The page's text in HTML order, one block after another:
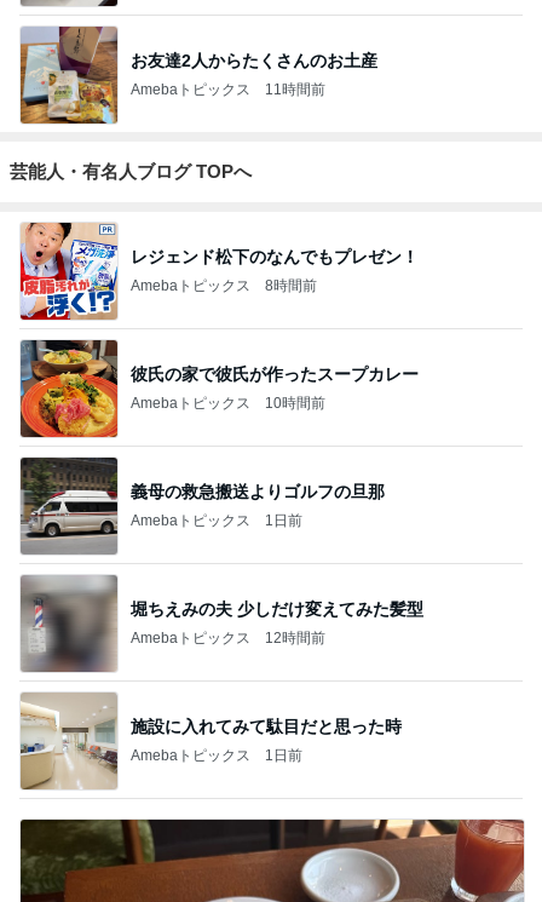
お友達2人からたくさんのお土産
Amebaトピックス 11時間前
芸能人・有名人ブログ TOPへ
レジェンド松下のなんでもプレゼン！
Amebaトピックス 8時間前
彼氏の家で彼氏が作ったスープカレー
Amebaトピックス 10時間前
義母の救急搬送よりゴルフの旦那
Amebaトピックス 1日前
堀ちえみの夫 少しだけ変えてみた髪型
Amebaトピックス 12時間前
施設に入れてみて駄目だと思った時
Amebaトピックス 1日前